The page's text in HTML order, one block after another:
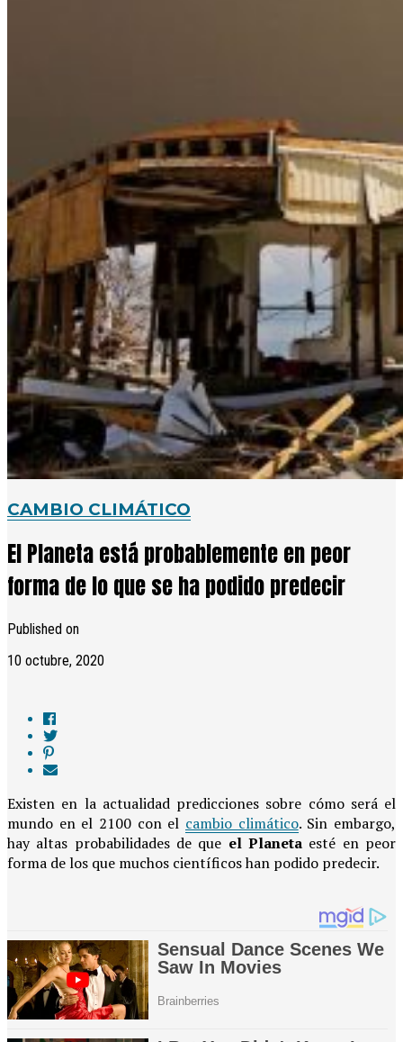
CAMBIO CLIMÁTICO
El Planeta está probablemente en peor
forma de lo que se ha podido predecir
Published on
10 octubre, 2020
Existen en la actualidad predicciones sobre cómo será el
mundo en el 2100 con el cambio climático. Sin embargo,
hay altas probabilidades de que el Planeta esté en peor
forma de los que muchos científicos han podido predecir.